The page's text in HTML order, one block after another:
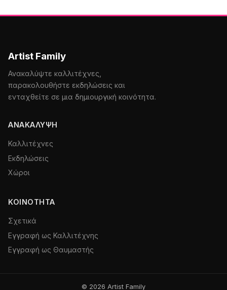
Artist Family
Ανακαλύψτε καλλιτέχνες,
παρακολουθήστε εκδηλώσεις και
ενταχθείτε σε μια δημιουργική κοινότητα.
ΑΝΑΚΆΛΥΨΗ
Καλλιτέχνες
Εκδηλώσεις
Χώροι
ΚΟΙΝΌΤΗΤΑ
Σχετικά
Εγγραφή ως Καλλιτέχνης
Εγγραφή ως Θαυμαστής
© 2026 Artist Family